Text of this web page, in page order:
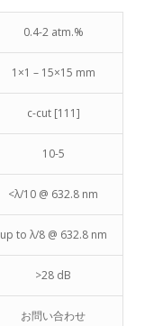
0.4-2 atm.%
1×1 – 15×15 mm
c-cut [111]
10-5
<λ/10 @ 632.8 nm
up to λ/8 @ 632.8 nm
>28 dB
お問い合わせ